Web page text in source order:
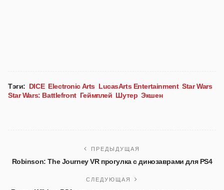
Тэги: DICE Electronic Arts LucasArts Entertainment Star Wars
Star Wars: Battlefront Геймплей Шутер Экшен
ПРЕДЫДУЩАЯ
Robinson: The Journey VR прогулка с динозаврами для PS4
СЛЕДУЮЩАЯ